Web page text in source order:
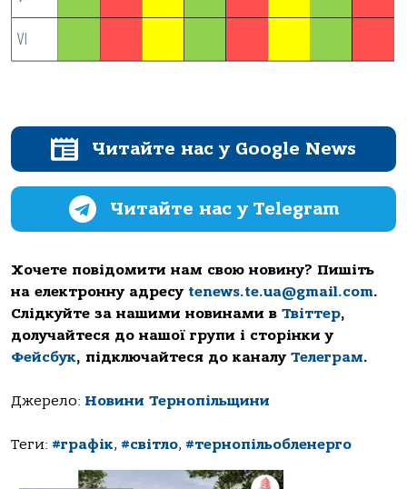
Читайте нас у Google News
Читайте нас у Telegram
Хочете повідомити нам свою новину? Пишіть
на електронну адресу tenews.te.ua@gmail.com.
Слідкуйте за нашими новинами в Твіттер,
долучайтеся до нашої групи і сторінки у
Фейсбук, підключайтеся до каналу Телеграм.
Джерело: Новини Тернопільщини
Теги: #графік, #світло, #тернопільобленерго